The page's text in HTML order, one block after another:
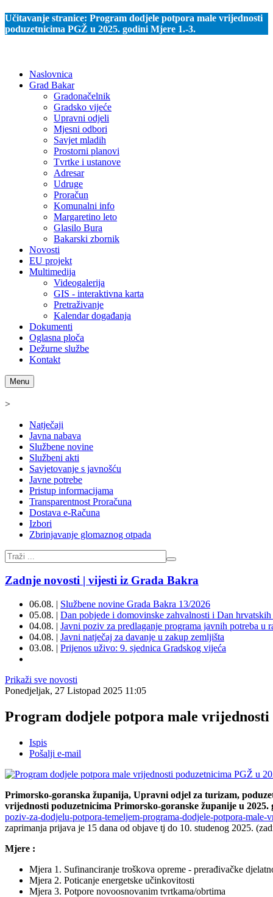
Učitavanje stranice: Program dodjele potpora male vrijednosti
poduzetnicima PGŽ u 2025. godini Mjere 1.-3.
Naslovnica
Grad Bakar
Gradonačelnik
Gradsko vijeće
Upravni odjeli
Mjesni odbori
Savjet mladih
Prostorni planovi
Tvrtke i ustanove
Adresar
Udruge
Proračun
Komunalni info
Margaretino leto
Glasilo Bura
Bakarski zbornik
Novosti
EU projekt
Multimedija
Videogalerija
GIS - interaktivna karta
Pretraživanje
Kalendar događanja
Dokumenti
Oglasna ploča
Dežurne službe
Kontakt
Menu
>
Natječaji
Javna nabava
Službene novine
Službeni akti
Savjetovanje s javnošću
Javne potrebe
Pristup informacijama
Transparentnost Proračuna
Dostava e-Računa
Izbori
Zbrinjavanje glomaznog otpada
Zadnje novosti | vijesti iz Grada Bakra
06.08. | Službene novine Grada Bakra 13/2026
05.08. | Dan pobjede i domovinske zahvalnosti i Dan
04.08. | Javni poziv za predlaganje programa javnih potreba
04.08. | Javni natječaj za davanje u zakup zemljišta
03.08. | Prijenos uživo: 9. sjednica Gradskog vijeća
Prikaži sve novosti
Ponedjeljak, 27 Listopad 2025 11:05
Program dodjele potpora male
Ispis
Pošalji e-mail
Primorsko-goranska županija, Upravni odjel za turizam,
vrijednosti poduzetnicima Primorsko-goranske županije u 2025.
poziv-za-dodjelu-potpora-temeljem-programa-dodjele-potpora-
zaprimanja prijava je 15 dana od objave tj do 10. studenog 2025.
Mjere :
Mjera 1. Sufinanciranje troškova opreme - prerađivačke
Mjera 2. Poticanje energetske učinkovitosti
Mjera 3. Potpore novoosnovanim tvrtkama/obrtima